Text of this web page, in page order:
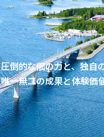
圧倒的な個の力と、独自
唯一無二の成果と体験価